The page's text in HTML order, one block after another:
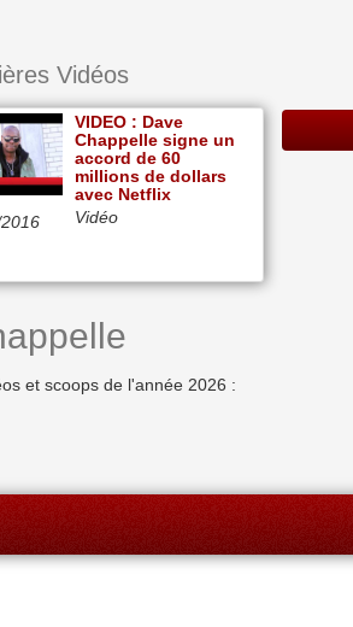
Vidéos
VIDEO : Dave
Chappelle signe un
accord de 60
millions de dollars
avec Netflix
Vidéo
et scoops de l'année 2026 :